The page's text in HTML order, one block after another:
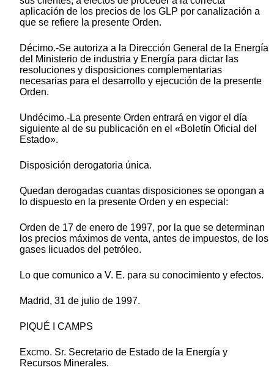
aplicación de los precios de los GLP por canalización a
que se refiere la presente Orden.
Décimo.-Se autoriza a la Dirección General de la Energía
del Ministerio de industria y Energía para dictar las
resoluciones y disposiciones complementarias
necesarias para el desarrollo y ejecución de la presente
Orden.
Undécimo.-La presente Orden entrará en vigor el día
siguiente al de su publicación en el «Boletín Oficial del
Estado».
Disposición derogatoria única.
Quedan derogadas cuantas disposiciones se opongan a
lo dispuesto en la presente Orden y en especial:
Orden de 17 de enero de 1997, por la que se determinan
los precios máximos de venta, antes de impuestos, de los
gases licuados del petróleo.
Lo que comunico a V. E. para su conocimiento y efectos.
Madrid, 31 de julio de 1997.
PIQUÉ I CAMPS
Excmo. Sr. Secretario de Estado de la Energía y
Recursos Minerales.